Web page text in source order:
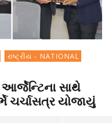
રાષ્ટ્રીય - NATIONAL
સાથે
ચર્ચાસત્ર યોજાયું